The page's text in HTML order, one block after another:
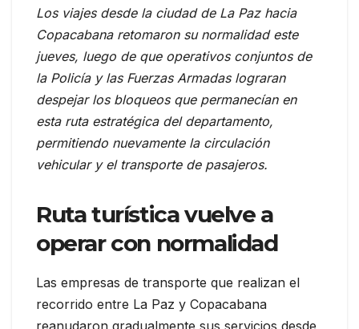
Los viajes desde la ciudad de La Paz hacia
Copacabana retomaron su normalidad este
jueves, luego de que operativos conjuntos de
la Policía y las Fuerzas Armadas lograran
despejar los bloqueos que permanecían en
esta ruta estratégica del departamento,
permitiendo nuevamente la circulación
vehicular y el transporte de pasajeros.
Ruta turística vuelve a
operar con normalidad
Las empresas de transporte que realizan el
recorrido entre La Paz y Copacabana
reanudaron gradualmente sus servicios desde